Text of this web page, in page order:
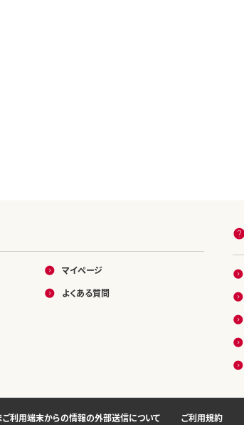
マイページ
よくある質問
ご利用端末からの情報の外部送信について ご利用規約